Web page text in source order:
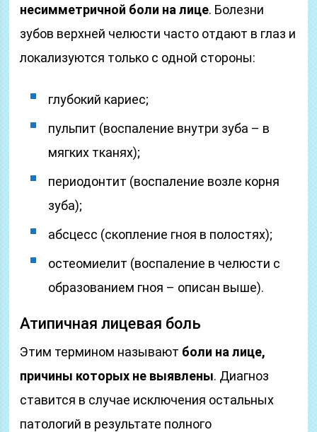
несимметричной боли на лице. Болезни
зубов верхней челюсти часто отдают в глаз и
локализуются только с одной стороны:
глубокий кариес;
пульпит (воспаление внутри зуба – в
мягких тканях);
периодонтит (воспаление возле корня
зуба);
абсцесс (скопление гноя в полостях);
остеомиелит (воспаление в челюсти с
образованием гноя – описан выше).
Атипичная лицевая боль
Этим термином называют боли на лице,
причины которых не выявлены. Диагноз
ставится в случае исключения остальных
патологий в результате полного